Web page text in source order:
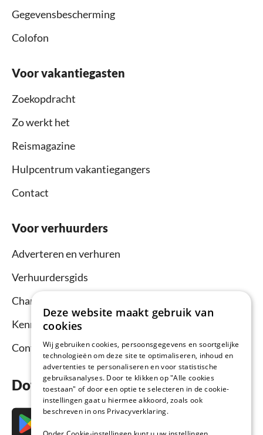
Gegevensbescherming
Colofon
Voor vakantiegasten
Zoekopdracht
Zo werkt het
Reismagazine
Hulpcentrum vakantiegangers
Contact
Voor verhuurders
Adverteren en verhuren
Verhuurdersgids
Channel Manager
Kennisbank verhuurders
Contact
Download nu de app
Deze website maakt gebruik van
cookies
Wij gebruiken cookies, persoonsgegevens en soortgelijke
technologieën om deze site te optimaliseren, inhoud en
advertenties te personaliseren en voor statistische
gebruiksanalyses. Door te klikken op "Alle cookies
toestaan" of door een optie te selecteren in de cookie-
instellingen gaat u hiermee akkoord, zoals ook
beschreven in ons Privacyverklaring.